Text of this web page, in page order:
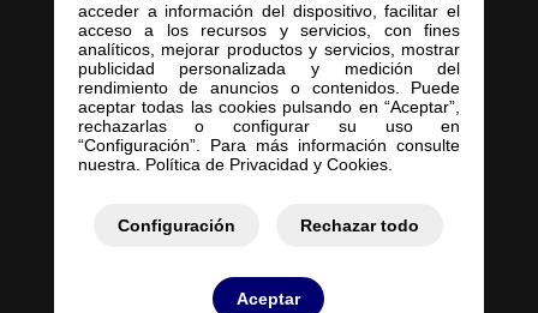
acceder a información del dispositivo, facilitar el
acceso a los recursos y servicios, con fines
analíticos, mejorar productos y servicios, mostrar
publicidad personalizada y medición del
rendimiento de anuncios o contenidos. Puede
aceptar todas las cookies pulsando en “Aceptar”,
rechazarlas o configurar su uso en
“Configuración”. Para más información consulte
nuestra. Política de Privacidad y Cookies.
Configuración Rechazar todo
Aceptar
Inicio
Empresa
Servicios
Contacto
Mis Presupuestos